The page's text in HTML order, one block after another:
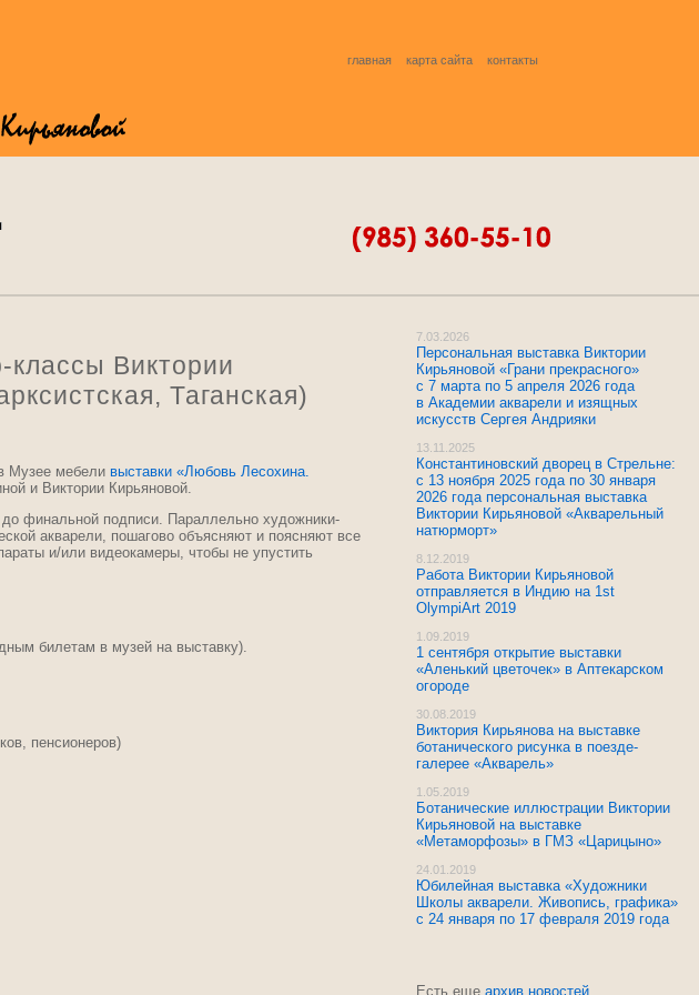
главная карта сайта контакты
7.03.2026
Персональная выставка Виктории
Кирьяновой «Грани прекрасного»
с 7 марта по 5 апреля 2026 года
в Академии акварели и изящных
искусств Сергея Андрияки
13.11.2025
Константиновский дворец в Стрельне:
с 13 ноября 2025 года по 30 января
2026 года персональная выставка
Виктории Кирьяновой «Акварельный
натюрморт»
8.12.2019
Работа Виктории Кирьяновой
отправляется в Индию на 1st
OlympiArt 2019
1.09.2019
1 сентября открытие выставки
«Аленький цветочек» в Аптекарском
огороде
30.08.2019
Виктория Кирьянова на выставке
ботанического рисунка в поезде-
галерее «Акварель»
1.05.2019
Ботанические иллюстрации Виктории
Кирьяновой на выставке
«Метаморфозы» в ГМЗ «Царицыно»
24.01.2019
Юбилейная выставка «Художники
Школы акварели. Живопись, графика»
с 24 января по 17 февраля 2019 года
Есть еще архив новостей
классы Виктории
Таганская)
Музее мебели выставки «Любовь Лесохина.
и Виктории Кирьяновой.
до финальной подписи. Параллельно художники-
акварели, пошагово объясняют и поясняют все
и/или видеокамеры, чтобы не упустить
билетам в музей на выставку).
пенсионеров)